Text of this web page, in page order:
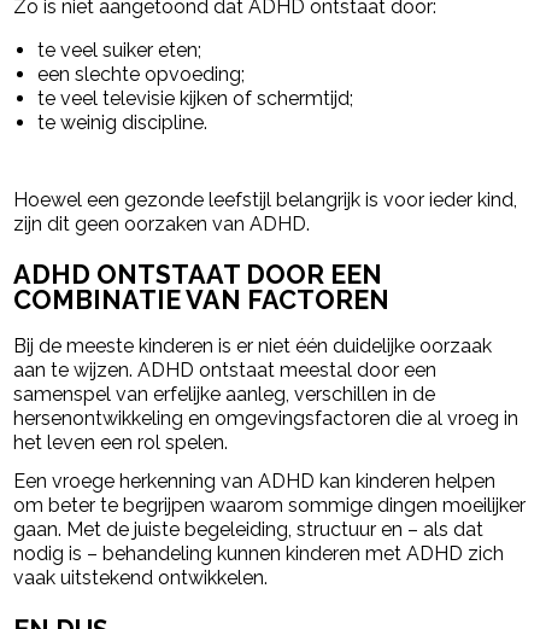
Zo is niet aangetoond dat ADHD ontstaat door:
te veel suiker eten;
een slechte opvoeding;
te veel televisie kijken of schermtijd;
te weinig discipline.
Hoewel een gezonde leefstijl belangrijk is voor ieder kind,
zijn dit geen oorzaken van ADHD.
ADHD ONTSTAAT DOOR EEN
COMBINATIE VAN FACTOREN
Bij de meeste kinderen is er niet één duidelijke oorzaak
aan te wijzen. ADHD ontstaat meestal door een
samenspel van erfelijke aanleg, verschillen in de
hersenontwikkeling en omgevingsfactoren die al vroeg in
het leven een rol spelen.
Een vroege herkenning van ADHD kan kinderen helpen
om beter te begrijpen waarom sommige dingen moeilijker
gaan. Met de juiste begeleiding, structuur en – als dat
nodig is – behandeling kunnen kinderen met ADHD zich
vaak uitstekend ontwikkelen.